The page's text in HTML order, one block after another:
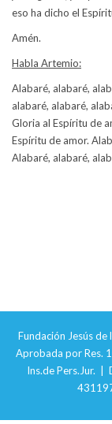
eso ha dicho el
Amén.
Habla Artemio:
Alabaré, alabaré,
alabaré, alabaré,
Gloria al Espíritu de
Espíritu de amor.
Alabaré, alabaré,
Fundación Jesús
Aprobada por Res.
Ins.de Pers.Jur. |